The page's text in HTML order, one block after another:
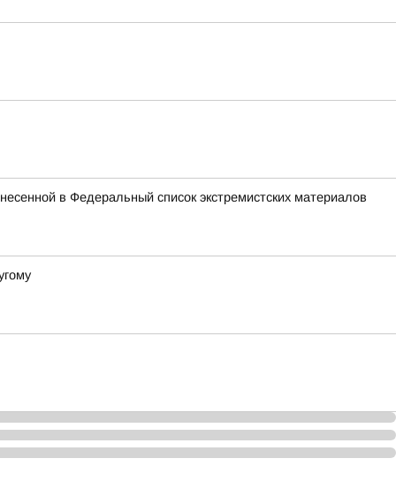
в Федеральный список экстремистских материалов